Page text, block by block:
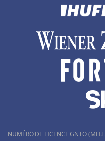
NUMÉRO DE LICENCE GNTO